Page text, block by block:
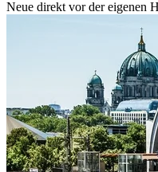
Neue direkt vor der eigenen